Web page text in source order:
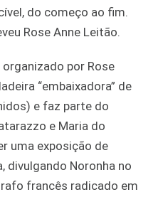
do começo ao fim.
Rose Anne Leitão.
organizado por Rose
“embaixadora” de
e faz parte do
e Maria do
uma exposição de
divulgando Noronha no
francês radicado em